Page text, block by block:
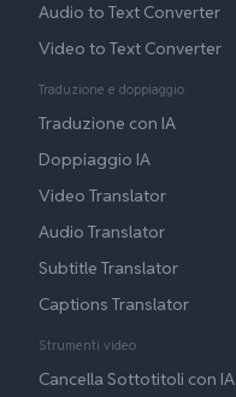
Audio to Text Converter
Video to Text Converter
Traduzione e doppiaggio
Traduzione con IA
Doppiaggio IA
Video Translator
Audio Translator
Subtitle Translator
Captions Translator
Strumenti video
Cancella Sottotitoli con IA